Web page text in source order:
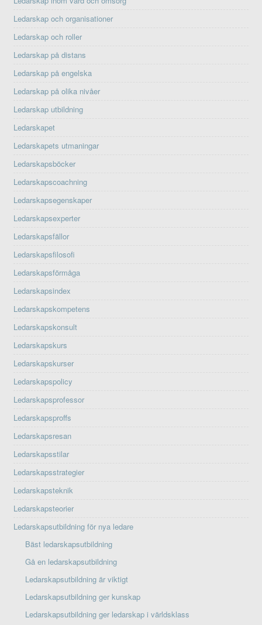
Ledarskap och organisationer
Ledarskap och roller
Ledarskap på distans
Ledarskap på engelska
Ledarskap på olika nivåer
Ledarskap utbildning
Ledarskapet
Ledarskapets utmaningar
Ledarskapsböcker
Ledarskapscoachning
Ledarskapsegenskaper
Ledarskapsexperter
Ledarskapsfällor
Ledarskapsfilosofi
Ledarskapsförmåga
Ledarskapsindex
Ledarskapskompetens
Ledarskapskonsult
Ledarskapskurs
Ledarskapskurser
Ledarskapspolicy
Ledarskapsprofessor
Ledarskapsproffs
Ledarskapsresan
Ledarskapsstilar
Ledarskapsstrategier
Ledarskapsteknik
Ledarskapsteorier
Ledarskapsutbildning för nya ledare
Bäst ledarskapsutbildning
Gå en ledarskapsutbildning
Ledarskapsutbildning är viktigt
Ledarskapsutbildning ger kunskap
Ledarskapsutbildning ger ledarskap i världsklass